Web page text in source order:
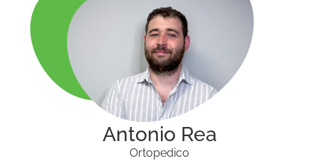
Antonio Rea
Ortopedico